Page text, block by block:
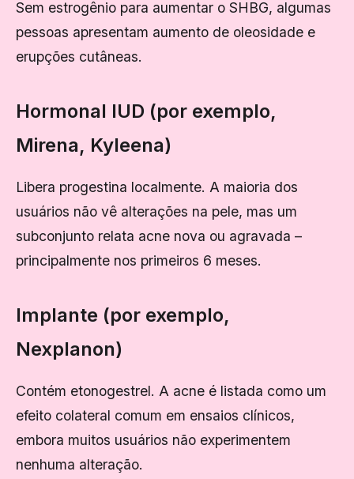
Sem estrogênio para aumentar o SHBG, algumas
pessoas apresentam aumento de oleosidade e
erupções cutâneas.
Hormonal IUD (por exemplo,
Mirena, Kyleena)
Libera progestina localmente. A maioria dos
usuários não vê alterações na pele, mas um
subconjunto relata acne nova ou agravada –
principalmente nos primeiros 6 meses.
Implante (por exemplo,
Nexplanon)
Contém etonogestrel. A acne é listada como um
efeito colateral comum em ensaios clínicos,
embora muitos usuários não experimentem
nenhuma alteração.